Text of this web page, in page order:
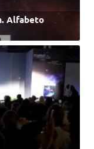
Alfabeto